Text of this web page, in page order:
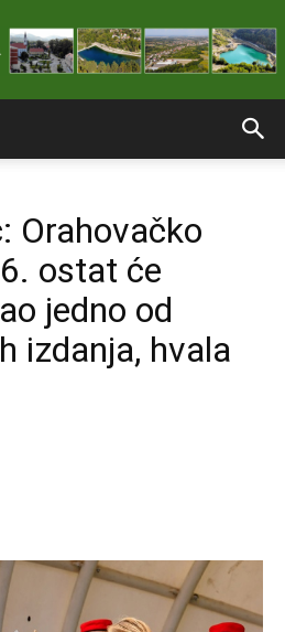
stranice
Grada
Orahovačko
ostat će
jedno od
izdanja, hvala